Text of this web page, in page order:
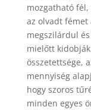
mozgatható
az olvadt fémet
megszilárdul
mielőtt
összetettsége,
mennyiség
hogy szoros
minden egyes